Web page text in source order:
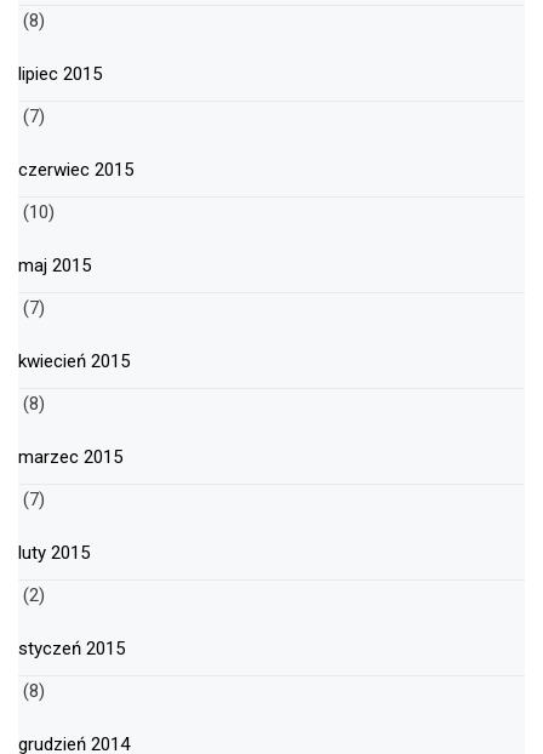
(8)
lipiec 2015
(7)
czerwiec 2015
(10)
maj 2015
(7)
kwiecień 2015
(8)
marzec 2015
(7)
luty 2015
(2)
styczeń 2015
(8)
grudzień 2014